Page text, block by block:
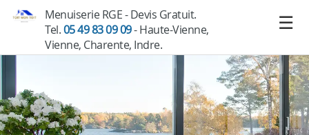
Menuiserie RGE - Devis Gratuit.
Tel.05 49 83 09 09- Haute-Vienne,
Vienne, Charente, Indre.